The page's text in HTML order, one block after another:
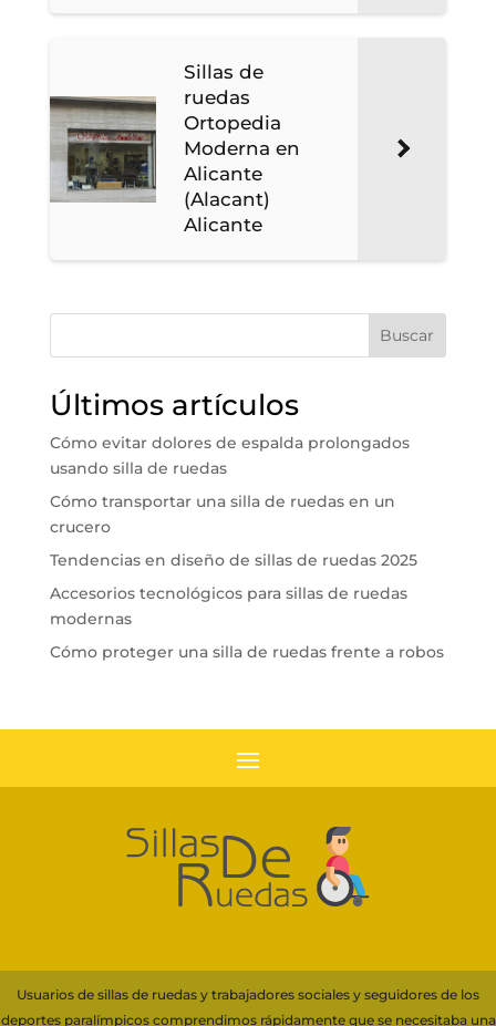
Sillas de
ruedas
Ortopedia
Moderna en
Alicante
(Alacant)
Alicante
Buscar
Últimos artículos
Cómo evitar dolores de espalda prolongados
usando silla de ruedas
Cómo transportar una silla de ruedas en un
crucero
Tendencias en diseño de sillas de ruedas 2025
Accesorios tecnológicos para sillas de ruedas
modernas
Cómo proteger una silla de ruedas frente a robos
Usuarios de sillas de ruedas y trabajadores sociales y seguidores de los
deportes paralímpicos comprendimos rápidamente que se necesitaba una